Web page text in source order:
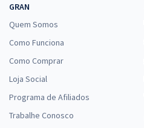
GRAN
Quem Somos
Como Funciona
Como Comprar
Loja Social
Programa de Afiliados
Trabalhe Conosco